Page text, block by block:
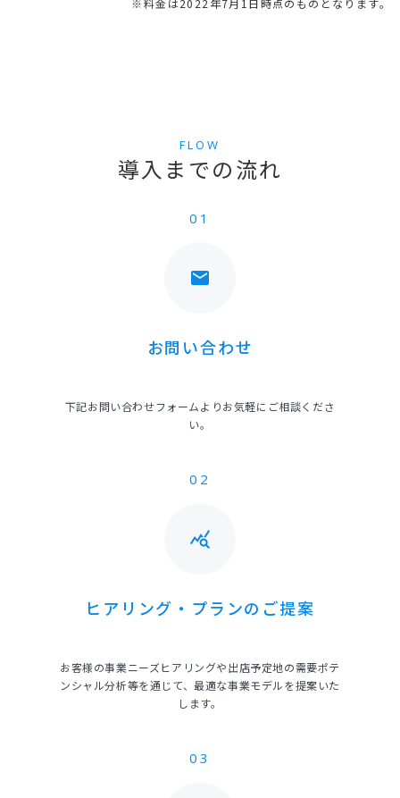
※料金は2022年7月1日時点のものとなります。
FLOW
導入までの流れ
01
mail
お問い合わせ
下記お問い合わせフォームよりお気軽にご相談くださ
い。
02
query_stats
ヒアリング・プランのご提案
お客様の事業ニーズヒアリングや出店予定地の需要ポテ
ンシャル分析等を通じて、最適な事業モデルを提案いた
します。
03